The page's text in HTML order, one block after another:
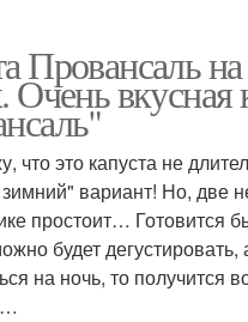
Провансаль
Очень вкусная
что это капуста не
зимний" вариант! Но, две
простоит… Готовится
будет дегустировать,
на ночь, то получится